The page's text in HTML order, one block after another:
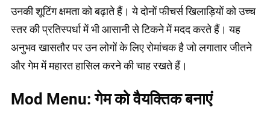
उनकी शूटिंग क्षमता को बढ़ाते हैं। ये दोनों फीचर्स खिलाड़ियों को उच्च
स्तर की प्रतिस्पर्धा में भी आसानी से टिकने में मदद करते हैं। यह
अनुभव खासतौर पर उन लोगों के लिए रोमांचक है जो लगातार जीतने
और गेम में महारत हासिल करने की चाह रखते हैं।
Mod Menu: गेम को वैयक्तिक बनाएं